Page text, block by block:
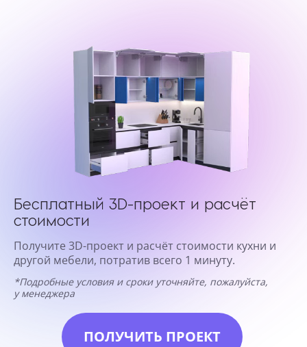
Бесплатный 3D-проект и расчёт
стоимости
Получите 3D-проект и расчёт стоимости кухни и
другой мебели, потратив всего 1 минуту.
*Подробные условия и сроки уточняйте, пожалуйста,
у менеджера
ПОЛУЧИТЬ ПРОЕКТ